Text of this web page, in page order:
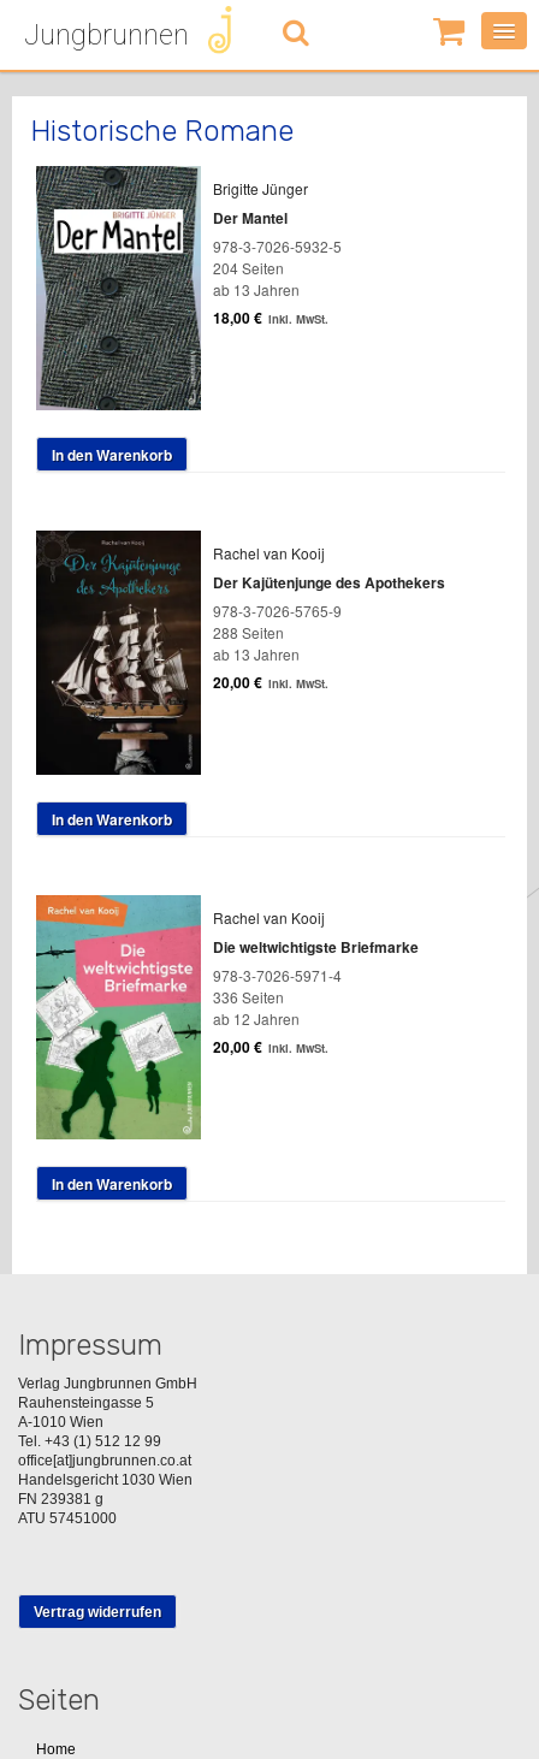
Jungbrunnen
0
Artikel
-
Historische Romane
Brigitte Jünger
Der Mantel
978-3-7026-5932-5
204 Seiten
ab 13 Jahren
18,00€ inkl. MwSt.
In den Warenkorb
Rachel van Kooij
Der Kajütenjunge des Apothekers
978-3-7026-5765-9
288 Seiten
ab 13 Jahren
20,00€ inkl. MwSt.
In den Warenkorb
Rachel van Kooij
Die weltwichtigste Briefmarke
978-3-7026-5971-4
336 Seiten
ab 12 Jahren
20,00€ inkl. MwSt.
In den Warenkorb
Impressum
Verlag Jungbrunnen GmbH
Rauhensteingasse 5
A-1010 Wien
Tel. +43 (1) 512 12 99
office[at]jungbrunnen.co.at
Handelsgericht 1030 Wien
FN 239381 g
ATU 57451000
Vertrag widerrufen
Seiten
Home